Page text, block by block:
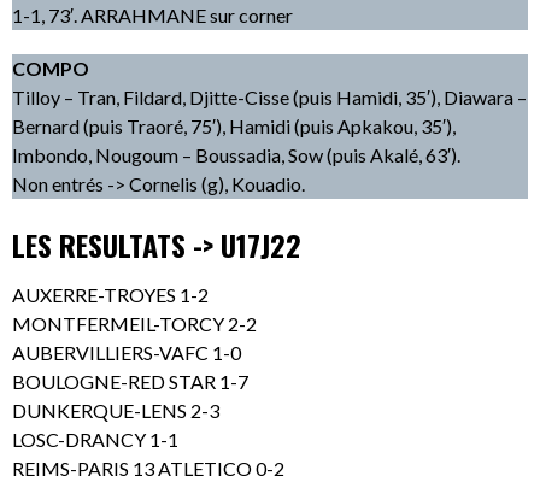
1-1, 73′. ARRAHMANE sur corner
COMPO
Tilloy – Tran, Fildard, Djitte-Cisse (puis Hamidi, 35′), Diawara –
Bernard (puis Traoré, 75′), Hamidi (puis Apkakou, 35′),
Imbondo, Nougoum – Boussadia, Sow (puis Akalé, 63′).
Non entrés -> Cornelis (g), Kouadio.
LES RESULTATS -> U17J22
AUXERRE-TROYES 1-2
MONTFERMEIL-TORCY 2-2
AUBERVILLIERS-VAFC 1-0
BOULOGNE-RED STAR 1-7
DUNKERQUE-LENS 2-3
LOSC-DRANCY 1-1
REIMS-PARIS 13 ATLETICO 0-2